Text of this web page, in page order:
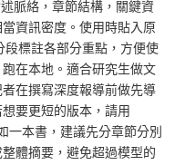
脈絡，章節結構，關鍵資
資訊密度。使用時貼入原
標註各部分重點，方便使
在本地。適合研究生做文
在撰寫深度報導前做先導
要更短的版本，請用
一本書，建議先分章節分別
體摘要，避免超過模型的